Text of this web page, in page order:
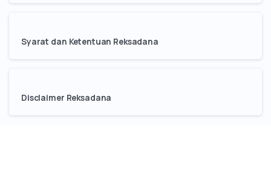
Syarat dan Ketentuan Reksadana
Disclaimer Reksadana